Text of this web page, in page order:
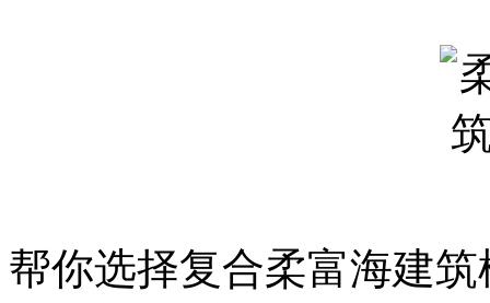
帮你选择复合柔富海建